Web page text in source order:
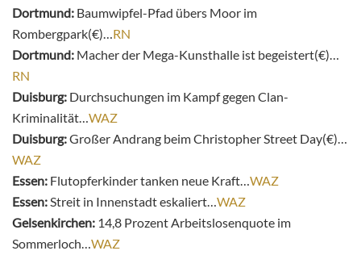
Dortmund: Baumwipfel-Pfad übers Moor im
Rombergpark(€)… RN
Dortmund: Macher der Mega-Kunsthalle ist begeistert(€)…
RN
Duisburg: Durchsuchungen im Kampf gegen Clan-
Kriminalität… WAZ
Duisburg:Großer Andrang beim Christopher Street Day(€)…
WAZ
Essen: Flutopferkinder tanken neue Kraft… WAZ
Essen: Streit in Innenstadt eskaliert… WAZ
Gelsenkirchen: 14,8 Prozent Arbeitslosenquote im
Sommerloch… WAZ